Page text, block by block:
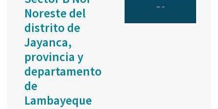
Noreste del
distrito de
Jayanca,
provincia y
departamento
de
Lambayeque